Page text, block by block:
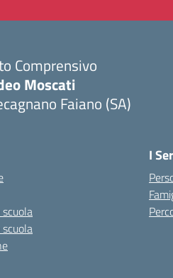
Comprensivo
Moscati
Faiano (SA)
I